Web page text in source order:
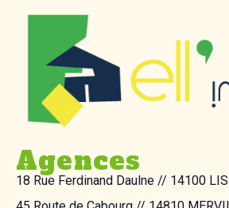
Agences
18 Rue Ferdinand Daulne // 14100